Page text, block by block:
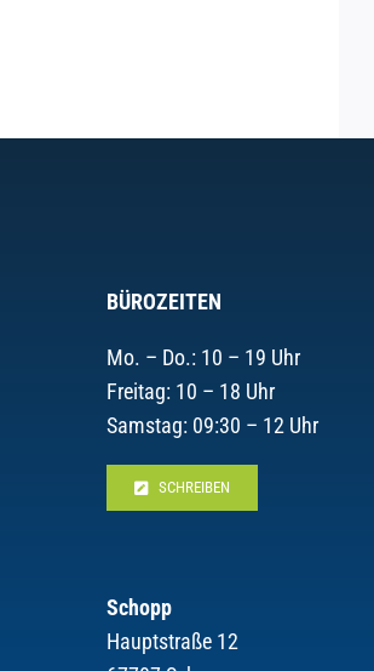
BÜROZEITEN
Mo. – Do.: 10 – 19 Uhr
Freitag: 10 – 18 Uhr
Samstag: 09:30 – 12 Uhr
SCHREIBEN
Schopp
Hauptstraße 12